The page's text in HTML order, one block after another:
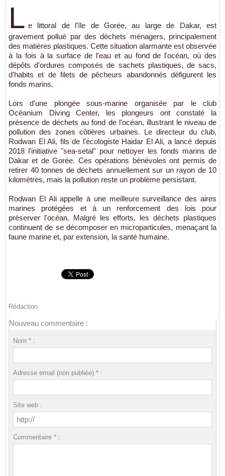
L e littoral de l'île de Gorée, au large de Dakar, est
gravement pollué par des déchets ménagers, principalement
des matières plastiques. Cette situation alarmante est observée
à la fois à la surface de l'eau et au fond de l'océan, où des
dépôts d'ordures composés de sachets plastiques, de sacs,
d'habits et de filets de pêcheurs abandonnés défigurent les
fonds marins.
Lors d'une plongée sous-marine organisée par le club
Océanium Diving Center, les plongeurs ont constaté la
présence de déchets au fond de l'océan, illustrant le niveau de
pollution des zones côtières urbaines. Le directeur du club,
Rodwan El Ali, fils de l'écologiste Haidar El Ali, a lancé depuis
2018 l'initiative "sea-setal" pour nettoyer les fonds marins de
Dakar et de Gorée. Ces opérations bénévoles ont permis de
retirer 40 tonnes de déchets annuellement sur un rayon de 10
kilomètres, mais la pollution reste un problème persistant.
Rodwan El Ali appelle à une meilleure surveillance des aires
marines protégées et à un renforcement des lois pour
préserver l'océan. Malgré les efforts, les déchets plastiques
continuent de se décomposer en microparticules, menaçant la
faune marine et, par extension, la santé humaine.
Rédaction
Nouveau commentaire :
Nom * :
Adresse email (non publiée) * :
Site web :
Commentaire * :